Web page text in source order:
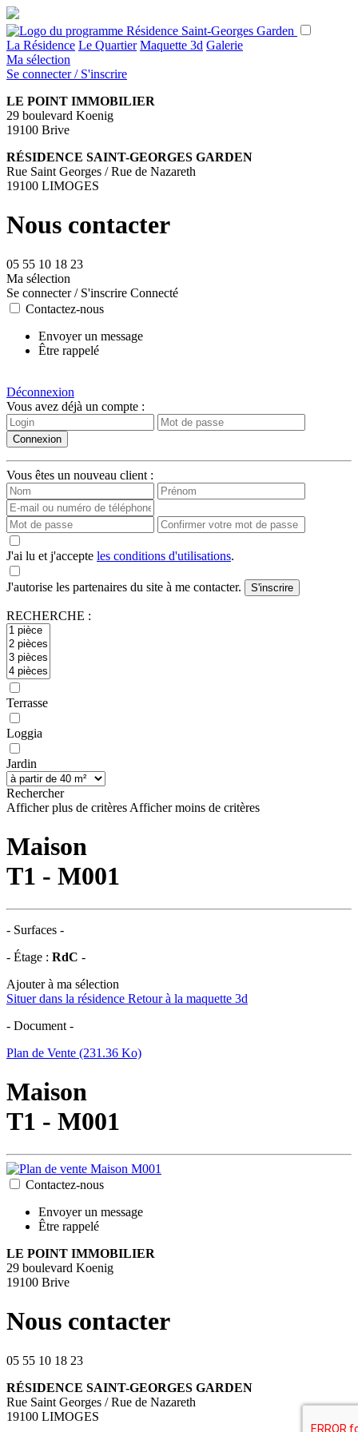
La Résidence Le Quartier Maquette 3d Galerie
Ma sélection
Se connecter / S'inscrire
LE POINT IMMOBILIER
29 boulevard Koenig
19100 Brive
RÉSIDENCE SAINT-GEORGES GARDEN
Rue Saint Georges / Rue de Nazareth
19100 LIMOGES
Nous contacter
05 55 10 18 23
Ma sélection
Se connecter / S'inscrire Connecté
Contactez-nous
Envoyer un message
Être rappelé
Déconnexion
Vous avez déjà un compte :
Vous êtes un nouveau client :
J'ai lu et j'accepte les conditions d'utilisations.
J'autorise les partenaires du site à me contacter.
RECHERCHE :
Terrasse
Loggia
Jardin
Rechercher
Afficher plus de critères Afficher moins de critères
Maison
T1 - M001
- Surfaces -
- Étage : RdC -
Ajouter à ma sélection
Situer dans la résidence Retour à la maquette 3d
- Document -
Plan de Vente (231.36 Ko)
Maison
T1 - M001
Contactez-nous
Envoyer un message
Être rappelé
LE POINT IMMOBILIER
29 boulevard Koenig
19100 Brive
Nous contacter
05 55 10 18 23
RÉSIDENCE SAINT-GEORGES GARDEN
Rue Saint Georges / Rue de Nazareth
19100 LIMOGES